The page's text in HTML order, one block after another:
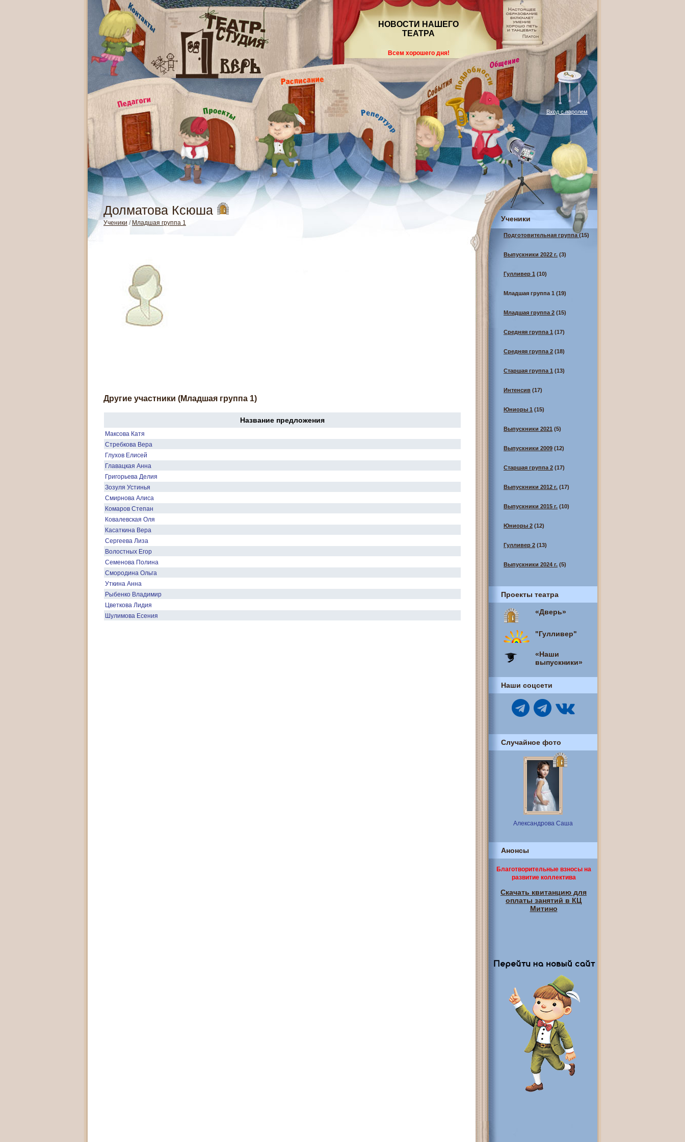
НОВОСТИ НАШЕГО
ТЕАТРА
Всем хорошего дня!
Вход с паролем
Долматова Ксюша
Ученики / Младшая группа 1
Другие участники (Младшая группа 1)
Название предложения
Максова Катя
Стребкова Вера
Глухов Елисей
Главацкая Анна
Григорьева Делия
Зозуля Устинья
Смирнова Алиса
Комаров Степан
Ковалевская Оля
Касаткина Вера
Сергеева Лиза
Волостных Егор
Семенова Полина
Смородина Ольга
Уткина Анна
Рыбенко Владимир
Цветкова Лидия
Шулимова Есения
Ученики
Подготовительная группа(15)
Выпускники 2022 г. (3)
Гулливер 1 (10)
Младшая группа 1 (19)
Младшая группа 2 (15)
Средняя группа 1 (17)
Средняя группа 2 (18)
Старшая группа 1 (13)
Интенсив (17)
Юниоры 1 (15)
Выпускники 2021 (5)
Выпускники 2009 (12)
Старшая группа 2 (17)
Выпускники 2012 г. (17)
Выпускники 2015 г. (10)
Юниоры 2 (12)
Гулливер 2 (13)
Выпускники 2024 г. (5)
Проекты театра
«Дверь»
"Гулливер"
«Наши
выпускники»
Наши соцсети
Случайное фото
Александрова Саша
Анонсы
Благотворительные взносы на
развитие коллектива
Скачать квитанцию для
оплаты занятий в КЦ
Митино